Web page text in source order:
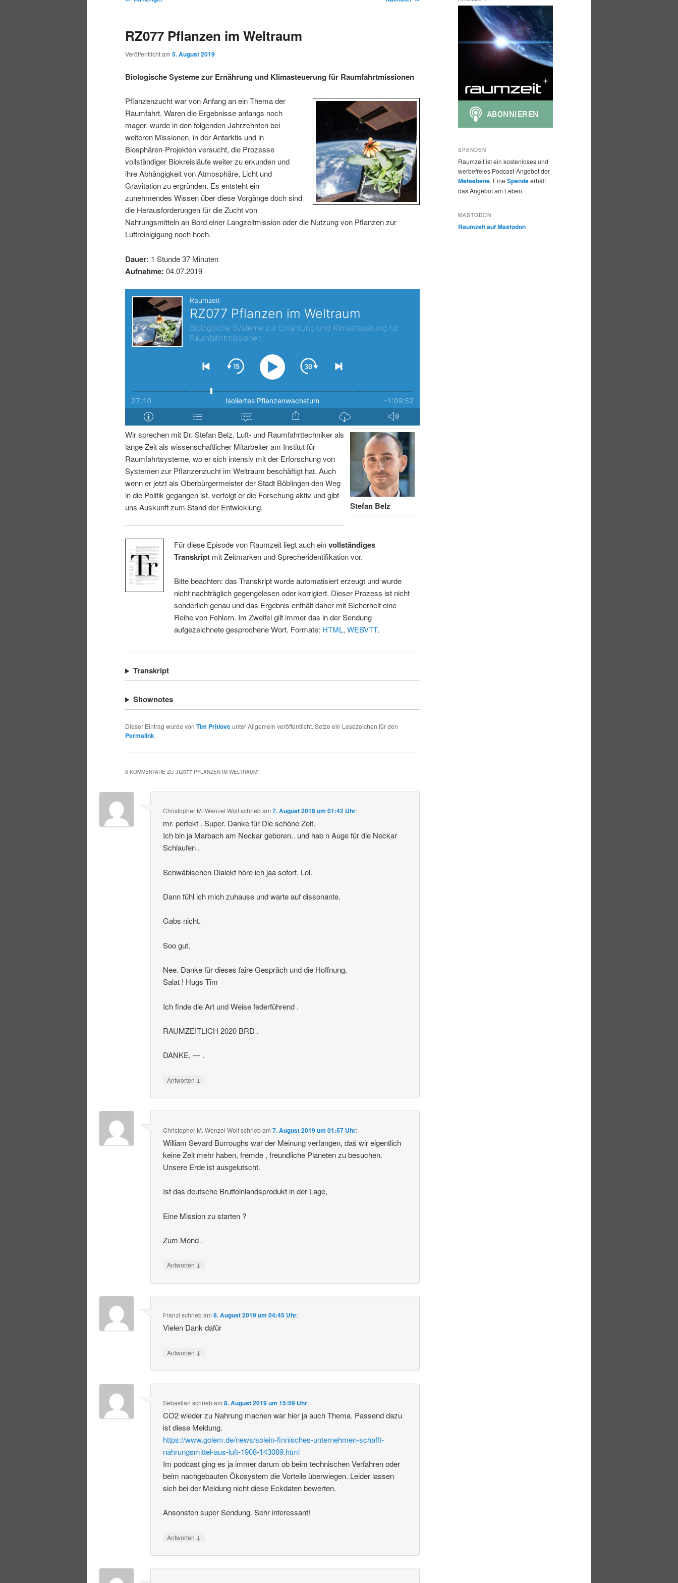
p
m
ä
r
e
n
I
n
h
a
l
s
r
i
n
g
e
n
s
u
n
d
ä
r
e
n
I
n
h
l
s
p
r
i
n
g
e
t
a
s
a
v
i
g
a
t
i
o
n
RZ077 Pflanzen im Weltraum
Veröffentlicht am 5. August 2019
Biologische Systeme zur Ernährung und Klimasteuerung für Raumfahrtmissionen
Pflanzenzucht war von Anfang an ein Thema der
Raumfahrt. Waren die Ergebnisse anfangs noch
mager, wurde in den folgenden Jahrzehnten bei
weiteren Missionen, in der Antarktis und in
Biosphären-Projekten versucht, die Prozesse
vollständiger Biokreisläufe weiter zu erkunden und
ihre Abhängigkeit von Atmosphäre, Licht und
Gravitation zu ergründen. Es entsteht ein
zunehmendes Wissen über diese Vorgänge doch sind
die Herausforderungen für die Zucht von
Nahrungsmitteln an Bord einer Langzeitmission oder die Nutzung von Pflanzen zur
Luftreinigigung noch hoch.
Dauer: 1 Stunde 37 Minuten
Aufnahme: 04.07.2019
Stefan Belz
Wir sprechen mit Dr. Stefan Belz, Luft- und Raumfahrttechniker als
lange Zeit als wissenschaftlicher Mitarbeiter am Institut für
Raumfahrtsysteme, wo er sich intensiv mit der Erforschung von
Systemen zur Pflanzenzucht im Weltraum beschäftigt hat. Auch
wenn er jetzt als Oberbürgermeister der Stadt Böblingen den Weg
in die Politik gegangen ist, verfolgt er die Forschung aktiv und gibt
uns Auskunft zum Stand der Entwicklung.
Für diese Episode von Raumzeit liegt auch einvollständiges
Transkriptmit Zeitmarken und Sprecheridentifikation vor.
Bitte beachten: das Transkript wurde automatisiert erzeugt und wurde
nicht nachträglich gegengelesen oder korrigiert. Dieser Prozess ist nicht
sonderlich genau und das Ergebnis enthält daher mit Sicherheit eine
Reihe von Fehlern. Im Zweifel gilt immer das in der Sendung
aufgezeichnete gesprochene Wort. Formate: HTML, WEBVTT.
Transkript
Shownotes
Dieser Eintrag wurde von Tim Pritloveunter Allgemein veröffentlicht. Setze ein Lesezeichen für den
Permalink.
8 KOMMENTARE ZU „RZ077 PFLANZEN IM WELTRAUM“
Christopher M. Wenzel Wolfschriebam7. August 2019 um 01:42 Uhr:
mr. perfekt . Super. Danke für Die schöne Zeit.
Ich bin ja Marbach am Neckar geboren.. und hab n Auge für die Neckar
Schlaufen .
Schwäbischen Dialekt höre ich jaa sofort. Lol.
Dann fühl ich mich zuhause und warte auf dissonante.
Gabs nicht.
Soo gut.
Nee. Danke für dieses faire Gespräch und die Hoffnung.
Salat ! Hugs Tim
Ich finde die Art und Weise federführend .
RAUMZEITLICH 2020 BRD .
DANKE, — .
Antworten ↓
Christopher M. Wenzel Wolfschriebam7. August 2019 um 01:57 Uhr:
William Sevard Burroughs war der Meinung verfangen, daš wir eigentlich
keine Zeit mehr haben, fremde , freundliche Planeten zu besuchen.
Unsere Erde ist ausgelutscht.
Ist das deutsche Bruttoinlandsprodukt in der Lage,
Eine Mission zu starten ?
Zum Mond .
Antworten ↓
Franzl schriebam8. August 2019 um 04:45 Uhr:
Vielen Dank dafür
Antworten ↓
Sebastian schriebam8. August 2019 um 15:59 Uhr:
CO2 wieder zu Nahrung machen war hier ja auch Thema. Passend dazu
ist diese Meldung.
https://www.golem.de/news/solein-finnisches-unternehmen-schafft-
nahrungsmittel-aus-luft-1908-143089.html
Im podcast ging es ja immer darum ob beim technischen Verfahren oder
beim nachgebauten Ökosystem die Vorteile überwiegen. Leider lassen
sich bei der Meldung nicht diese Eckdaten bewerten.
Ansonsten super Sendung. Sehr interessant!
Antworten ↓
SPENDEN
Raumzeit ist ein kostenloses und
werbefreies Podcast-Angebot der
Metaebene. Eine Spendeerhält
das Angebot am Leben.
MASTODON
Raumzeit auf Mastodon